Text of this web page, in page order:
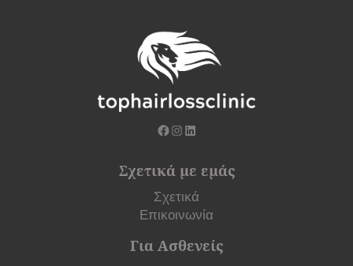
Σχετικά με εμάς
Σχετικά
Επικοινωνία
Για Ασθενείς